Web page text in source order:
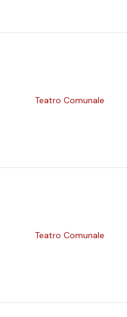
Teatro Comunale
Teatro Comunale